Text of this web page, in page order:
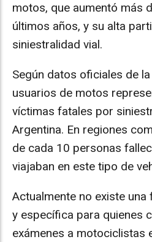
motos, que aumentó más
últimos años, y su alta
siniestralidad vial.
Según datos oficiales de
usuarios de motos
víctimas fatales por
Argentina. En regiones
de cada 10 personas
viajaban en este tipo de
Actualmente no existe
y específica para quienes
exámenes a motociclistas